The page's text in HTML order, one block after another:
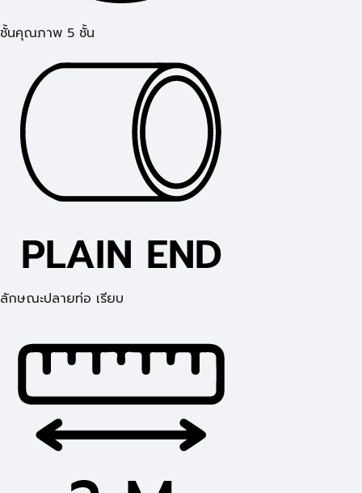
ชั้นคุณภาพ 5 ชั้น
ลักษณะปลายท่อ เรียบ